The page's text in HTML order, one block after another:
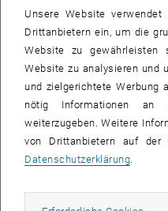
TU Wien Racing
Anfang dieses Jahres hat sich
Racing Team formiert und
Studierenden der
Wirtschaftsingenieurwesen und
Unsere Website
Drittanbietern ein, um die
Website zu
Website zu analysieren und
und zielgerichtete Werbung
nötig Informationen an
weiterzugeben. Weitere
von Drittanbietern auf
Datenschutzerklärung